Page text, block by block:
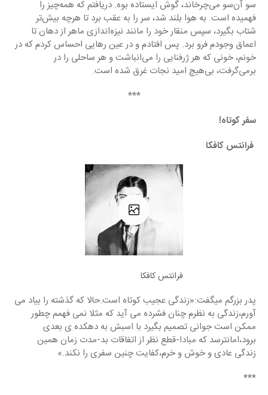
سو آن‌سو می‌چرخاند، گوش ایستاده بوه. دریافتم که همه‌چیز را
فهمیده است. به هوا بلند شد، سر را به عقب برد تا هرچه بیش‌تر
شتاب بگیرد، سپس منقار خود را مانند نیزه‌اندازی ماهر از دهان تا
اعماق وجودم فرو برد. پس افتادم و در عین رهایی احساس کردم که در
خونم، خونی که هر ژرفنایی را می‌انباشت و هر ساحلی را در
برمی‌گرفت، بی‌هیچ امید نجات غرق شده است.
***
سفر کوتاه!
فرانتس کافکا
فرانتس کافکا
پدر بزرگم میگفت:‍‌«زندگی عجیب کوتاه است.حالا که گذشته را بیاد می
آورم،زندگی به نظرم چنان فشرده می آید که مثلا نمی فهمم چطور
ممکن است جوانی تصمیم بگیرد با اسبش به دهکده ی بعدی
برود،امانترسد که مبادا-قطع نظر از اتفاقات بد-مدت زمان همین
زندگی عادی و خوش و خرم،کفایت چنین سفری را نکند.»
***